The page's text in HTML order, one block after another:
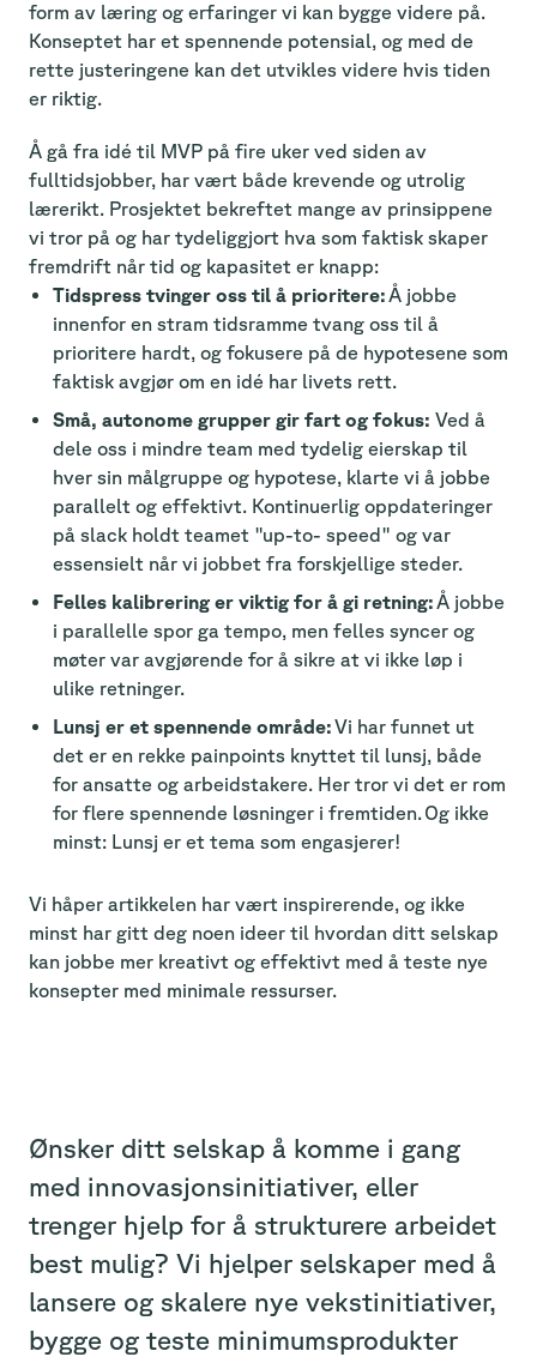
form av læring og erfaringer vi kan bygge videre på.
Konseptet har et spennende potensial, og med de
rette justeringene kan det utvikles videre hvis tiden
er riktig.
Å gå fra idé til MVP på fire uker ved siden av
fulltidsjobber, har vært både krevende og utrolig
lærerikt. Prosjektet bekreftet mange av prinsippene
vi tror på og har tydeliggjort hva som faktisk skaper
fremdrift når tid og kapasitet er knapp:
Tidspress tvinger oss til å prioritere:Å jobbe
innenfor en stram tidsramme tvang oss til å
prioritere hardt, og fokusere på de hypotesene som
faktisk avgjør om en idé har livets rett.
Små, autonome grupper gir fart og fokus: Ved å
dele oss i mindre team med tydelig eierskap til
hver sin målgruppe og hypotese, klarte vi å jobbe
parallelt og effektivt. Kontinuerlig oppdateringer
på slack holdt teamet "up-to- speed" og var
essensielt når vi jobbet fra forskjellige steder.
Felles kalibrering er viktig for å gi retning:Å jobbe
i parallelle spor ga tempo, men felles syncer og
møter var avgjørende for å sikre at vi ikke løp i
ulike retninger.
Lunsj er et spennende område:Vi har funnet ut
det er en rekke painpoints knyttet til lunsj, både
for ansatte og arbeidstakere. Her tror vi det er rom
for flere spennende løsninger i fremtiden. Og ikke
minst: Lunsj er et tema som engasjerer!
Vi håper artikkelen har vært inspirerende, og ikke
minst har gitt deg noen ideer til hvordan ditt selskap
kan jobbe mer kreativt og effektivt med å teste nye
konsepter med minimale ressurser.
Ønsker ditt selskap å komme i gang
med innovasjonsinitiativer, eller
trenger hjelp for å strukturere arbeidet
best mulig? Vi hjelper selskaper med å
lansere og skalere nye vekstinitiativer,
bygge og teste minimumsprodukter